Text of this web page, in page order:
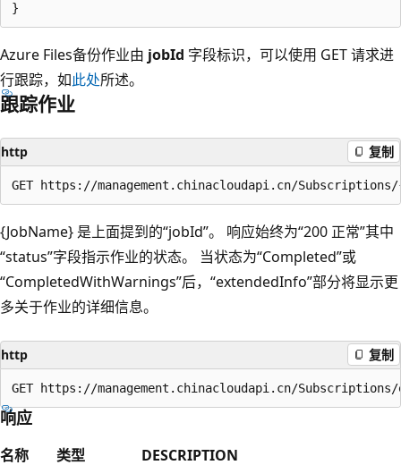
Azure Files备份作业由 jobId 字段标识，可以使用 GET 请求进
行跟踪，如此处所述。
跟踪作业
http 复制
{JobName} 是上面提到的“jobId”。 响应始终为“200 正常”其中
“status”字段指示作业的状态。 当状态为“Completed”或
“CompletedWithWarnings”后，“extendedInfo”部分将显示更
多关于作业的详细信息。
http 复制
响应
名称 类型
DESCRIPTION